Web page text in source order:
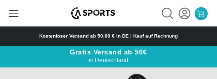
content
Kostenloser Versand ab 50,00 € in DE | Kauf auf Rechnung
Gratis Versand ab 50€
in Deutschland